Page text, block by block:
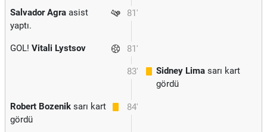
81'
Salvador Agra asist
yaptı.
81'
GOL! Vitali Lystsov
83' Sidney Lima sarı kart
gördü
84'
Robert Bozenik sarı kart
gördü